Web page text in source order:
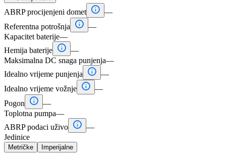
ABRP procijenjeni domet  —
Referentna potrošnja
 —
Kapacitet baterije—
Hemija baterije  —
Maksimalna DC snaga punjenja—
Idealno vrijeme punjenja
 —
Idealno vrijeme vožnje  —
Pogon
 —
Toplotna pumpa—
ABRP podaci uživo  —
Jedinice
Metričke Imperijalne